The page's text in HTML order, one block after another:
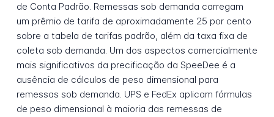
de Conta Padrão. Remessas sob demanda carregam
um prêmio de tarifa de aproximadamente 25 por cento
sobre a tabela de tarifas padrão, além da taxa fixa de
coleta sob demanda. Um dos aspectos comercialmente
mais significativos da precificação da SpeeDee é a
ausência de cálculos de peso dimensional para
remessas sob demanda. UPS e FedEx aplicam fórmulas
de peso dimensional à maioria das remessas de